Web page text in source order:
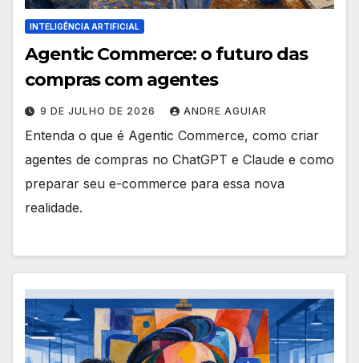
INTELIGÊNCIA ARTIFICIAL
Agentic Commerce: o futuro das
compras com agentes
9 DE JULHO DE 2026 ANDRE AGUIAR
Entenda o que é Agentic Commerce, como criar
agentes de compras no ChatGPT e Claude e como
preparar seu e-commerce para essa nova
realidade.